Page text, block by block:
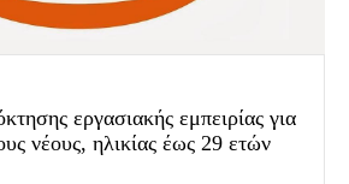
εργασιακής εμπειρίας για
νέους, ηλικίας έως 29 ετών